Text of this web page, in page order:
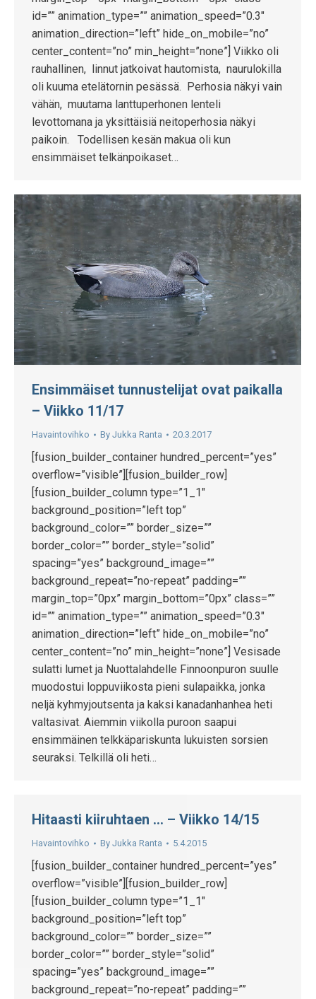
id=”” animation_type=”” animation_speed=”0.3″
animation_direction=”left” hide_on_mobile=”no”
center_content=”no” min_height=”none”] Viikko oli
rauhallinen, linnut jatkoivat hautomista, naurulokilla
oli kuuma etelätornin pesässä. Perhosia näkyi vain
vähän, muutama lanttuperhonen lenteli
levottomana ja yksittäisiä neitoperhosia näkyi
paikoin. Todellisen kesän makua oli kun
ensimmäiset telkänpoikaset…
Ensimmäiset tunnustelijat ovat paikalla
– Viikko 11/17
Havaintovihko By Jukka Ranta 20.3.2017
[fusion_builder_container hundred_percent=”yes”
overflow=”visible”][fusion_builder_row]
[fusion_builder_column type=”1_1″
background_position=”left top”
background_color=”” border_size=””
border_color=”” border_style=”solid”
spacing=”yes” background_image=””
background_repeat=”no-repeat” padding=””
margin_top=”0px” margin_bottom=”0px” class=””
id=”” animation_type=”” animation_speed=”0.3″
animation_direction=”left” hide_on_mobile=”no”
center_content=”no” min_height=”none”] Vesisade
sulatti lumet ja Nuottalahdelle Finnoonpuron suulle
muodostui loppuviikosta pieni sulapaikka, jonka
neljä kyhmyjoutsenta ja kaksi kanadanhanhea heti
valtasivat. Aiemmin viikolla puroon saapui
ensimmäinen telkkäpariskunta lukuisten sorsien
seuraksi. Telkillä oli heti…
Hitaasti kiiruhtaen … – Viikko 14/15
Havaintovihko By Jukka Ranta 5.4.2015
[fusion_builder_container hundred_percent=”yes”
overflow=”visible”][fusion_builder_row]
[fusion_builder_column type=”1_1″
background_position=”left top”
background_color=”” border_size=””
border_color=”” border_style=”solid”
spacing=”yes” background_image=””
background_repeat=”no-repeat” padding=””